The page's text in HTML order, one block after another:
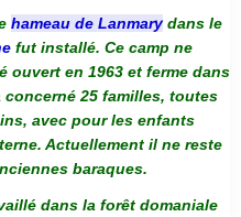
hameau de Lanmarydans le
fut installé. Ce camp ne
ouvert en 1963 et ferme dans
concerné 25 familles, toutes
avec pour les enfants
Actuellement il ne reste
baraques.
dans la forêt domaniale